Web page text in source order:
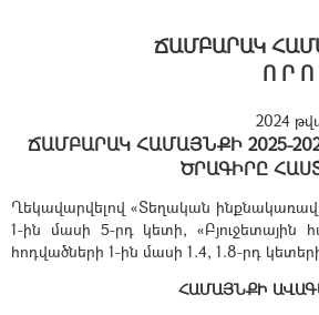
ՃԱՄԲԱՐԱԿ
Ո Ր
2024
ՃԱՄԲԱՐԱԿ ՀԱՄԱՅՆՔԻ 2025-
ԾՐԱԳԻՐԸ
Ղեկավարվելով «Տեղական
1-ին մասի 5-րդ կետի, «Բյուջետային
հոդվածների 1-ին մասի 1.4, 1.8-րդ
ՀԱՄԱՅՆՔԻ